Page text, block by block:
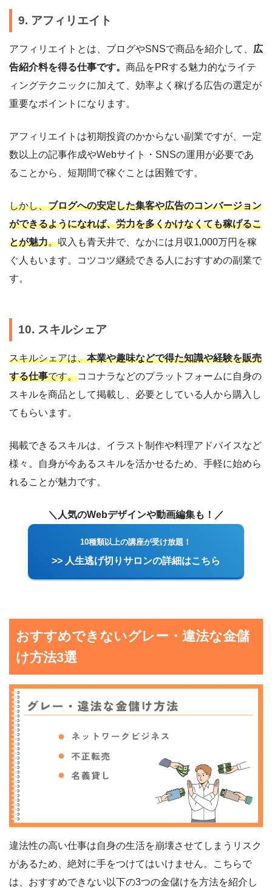
9. アフィリエイト
アフィリエイトとは、ブログやSNSで商品を紹介して、 広
告紹介料を得る仕事です。 商品をPRする魅力的なライテ
ィングテクニックに加えて、効率よく稼げる広告の選定が
重要なポイントになります。
アフィリエイトは初期投資のかからない副業ですが、一定
数以上の記事作成やWebサイト・SNSの運用が必要であ
ることから、短期間で稼ぐことは困難です。
しかし、ブログへの安定した集客や広告のコンバージョン
ができるようになれば、労力を多くかけなくても稼げるこ
とが魅力。収入も青天井で、なかには月収1,000万円を稼
ぐ人もいます。コツコツ継続できる人におすすめの副業で
す。
10. スキルシェア
スキルシェアは、本業や趣味などで得た知識や経験を販売
する仕事です。ココナラなどのプラットフォームに自身の
スキルを商品として掲載し、必要としている人から購入し
てもらいます。
掲載できるスキルは、イラスト制作や料理アドバイスなど
様々。自身が今あるスキルを活かせるため、手軽に始めら
れることが魅力です。
＼人気のWebデザインや動画編集も！／
10種類以上の講座が受け放題！
>> 人生逃げ切りサロンの詳細はこちら
おすすめできないグレー・違法な金儲
け方法3選
違法性の高い仕事は自身の生活を崩壊させてしまうリスク
があるため、絶対に手をつけてはいけません。こちらで
は、おすすめできない以下の3つの金儲けを方法を紹介し